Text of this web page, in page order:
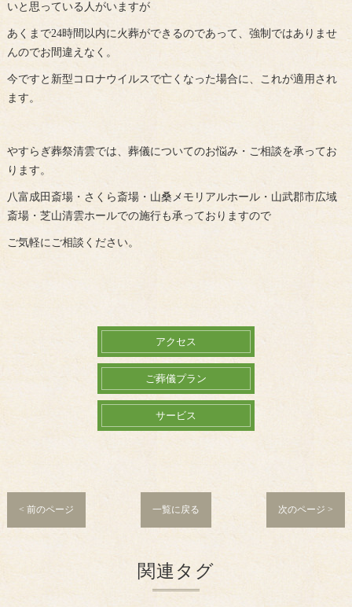
いと思っている人がいますが
あくまで24時間以内に火葬ができるのであって、強制ではありませ
んのでお間違えなく。
今ですと新型コロナウイルスで亡くなった場合に、これが適用され
ます。
やすらぎ葬祭清雲では、葬儀についてのお悩み・ご相談を承ってお
ります。
八富成田斎場・さくら斎場・山桑メモリアルホール・山武郡市広域
斎場・芝山清雲ホールでの施行も承っておりますので
ご気軽にご相談ください。
アクセス
ご葬儀プラン
サービス
< 前のページ 一覧に戻る 次のページ >
関連タグ